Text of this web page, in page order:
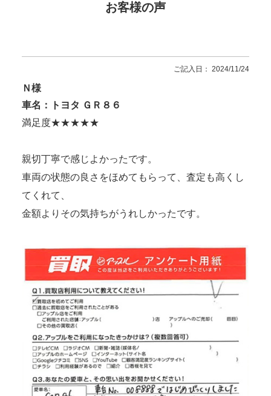
お客様の声
ご記入日： 2024/11/24
Ｎ様
車名：トヨタ ＧＲ８６
満足度★★★★★
親切丁寧で感じよかったです。
車両の状態の良さをほめてもらって、査定も高くし
てくれて、
金額よりその気持ちがうれしかったです。